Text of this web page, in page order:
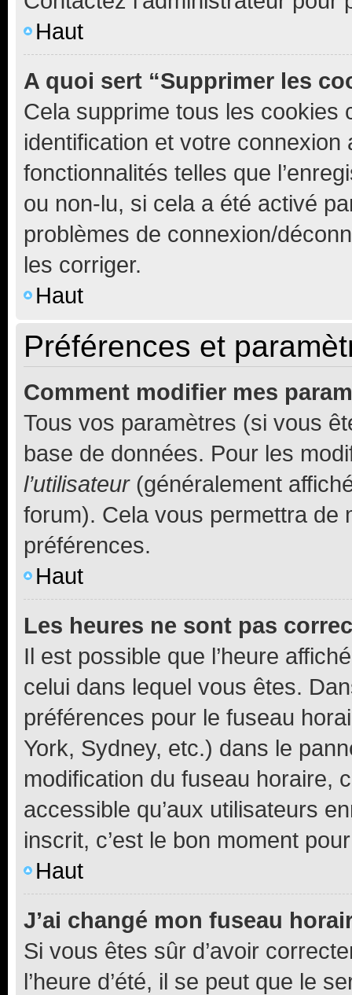
Haut
A quoi sert “Supprimer les
Cela supprime tous les cookies
identification et votre
fonctionnalités telles que
ou non-lu, si cela a été activé
problèmes de connexion/
les corriger.
Haut
Préférences et
Comment modifier mes
Tous vos paramètres (si vous
base de données. Pour les
l’utilisateur(généralement
forum). Cela vous permettra de
préférences.
Haut
Les heures ne sont pas
Il est possible que l’heure
celui dans lequel vous êtes.
préférences pour le fuseau
York, Sydney, etc.) dans le
modification du fuseau horaire,
accessible qu’aux utilisateurs
inscrit, c’est le bon moment
Haut
J’ai changé mon fuseau
Si vous êtes sûr d’avoir
l’heure d’été, il se peut que le